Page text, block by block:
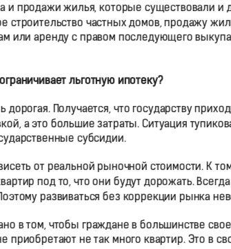
и продажи жилья, которые существовали и
строительство частных домов, продажу
или аренду с правом последующего
льготную ипотеку?
дорогая. Получается, что государству
а это большие затраты. Ситуация
субсидии.
от реальной рыночной стоимости. К
под то, что они будут дорожать.
развиваться без коррекции рынка
в том, чтобы граждане в большинстве
приобретают не так много квартир. Это в